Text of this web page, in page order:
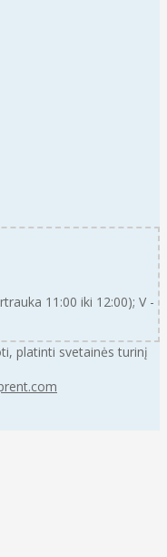
11:00 iki 12:00); V -
platinti svetainės turinį